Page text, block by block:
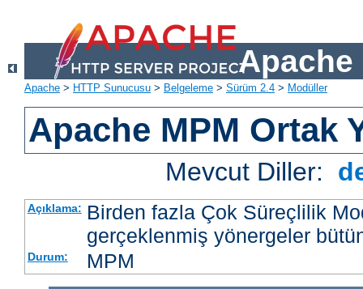
Apache
Apache > HTTP Sunucusu > Belgeleme > Sürüm 2.4 > Modüller
Apache MPM Ortak
Mevcut Diller:
Açıklama: Birden fazla Çok Süreçlilik
gerçeklenmiş yönergeler
Durum: MPM